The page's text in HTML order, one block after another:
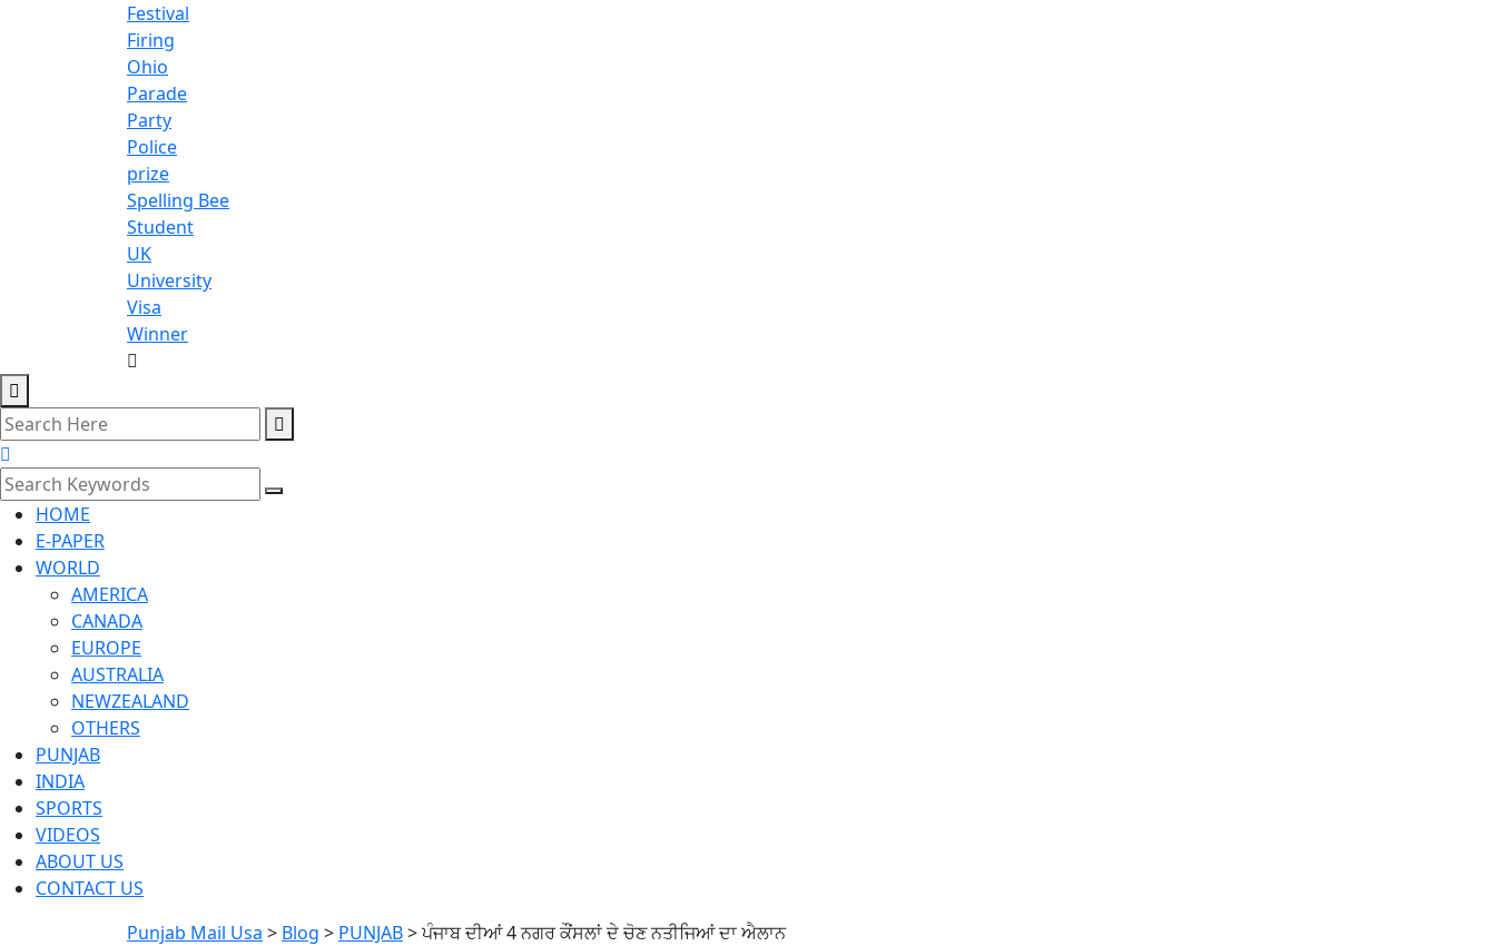
Festival
Firing
Ohio
Parade
Party
Police
prize
Spelling Bee
Student
UK
University
Visa
Winner
HOME
E-PAPER
WORLD
AMERICA
CANADA
EUROPE
AUSTRALIA
NEWZEALAND
OTHERS
PUNJAB
INDIA
SPORTS
VIDEOS
ABOUT US
CONTACT US
Punjab Mail Usa > Blog > PUNJAB>ਪੰਜਾਬ ਦੀਆਂ 4 ਨਗਰ ਕੌਂਸਲਾਂ ਦੇ ਚੋਣ ਨਤੀਜਿਆਂ ਦਾ ਐਲਾਨ